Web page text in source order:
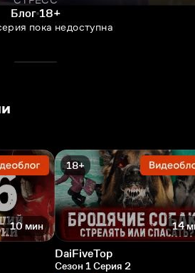
Блог 18+
пока недоступна
10 мин
18+
14
DaiFiveTop
Сезон 1 Серия 2